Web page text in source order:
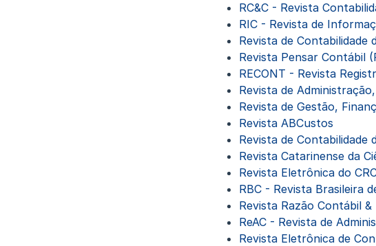
RC&C - Revista
RIC - Revista de
Revista de Contabilidade
Revista Pensar Contábil
RECONT - Revista
Revista de
Revista de Gestão,
Revista ABCustos
Revista de Contabilidade
Revista Catarinense da
Revista Eletrônica do
RBC - Revista Brasileira
Revista Razão Contábil &
ReAC - Revista de
Revista Eletrônica de